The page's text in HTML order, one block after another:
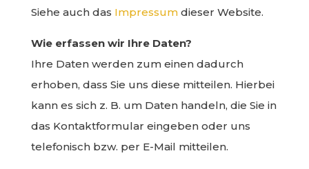
Siehe auch das Impressumdieser Website.
Wie erfassen wir Ihre Daten?
Ihre Daten werden zum einen dadurch
erhoben, dass Sie uns diese mitteilen. Hierbei
kann es sich z. B. um Daten handeln, die Sie in
das Kontaktformular eingeben oder uns
telefonisch bzw. per E-Mail mitteilen.